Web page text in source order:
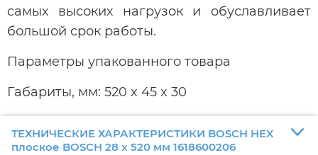
самых высоких нагрузок и обуславливает
большой срок работы.
Параметры упакованного товара
Габариты, мм: 520 x 45 x 30
ТЕХНИЧЕСКИЕ ХАРАКТЕРИСТИКИ BOSCH HEX
плоское BOSCH 28 x 520 мм 1618600206